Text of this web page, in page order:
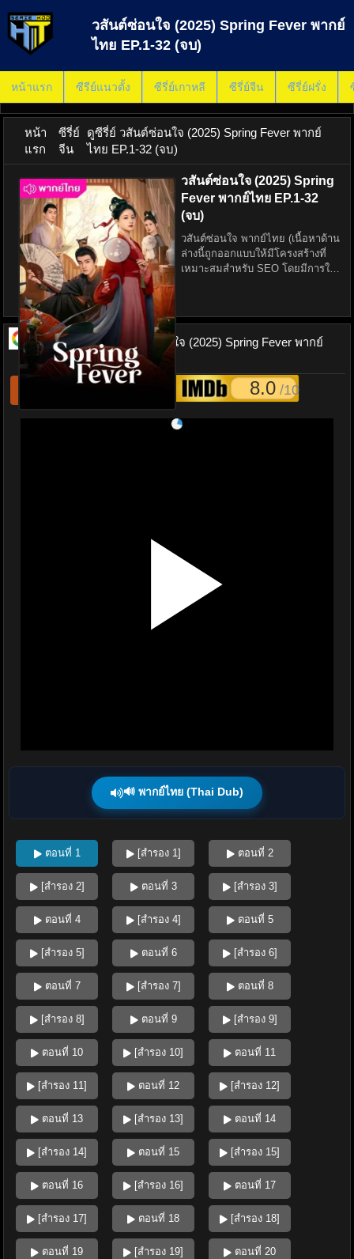
วสันต์ซ่อนใจ (2025) Spring Fever พากย์
ไทย EP.1-32 (จบ)
หน้าแรก ซีรีย์แนวตั้ง ซีรี่ย์เกาหลี ซีรี่ย์จีน ซีรี่ย์ฝรั่ง
หน้า
แรก
ซีรี่ย์
จีน
ดูซีรี่ย์ วสันต์ซ่อนใจ (2025) Spring Fever พากย์
ไทย EP.1-32 (จบ)
วสันต์ซ่อนใจ (2025) Spring
Fever พากย์ไทย EP.1-32
(จบ)
วสันต์ซ่อนใจ พากย์ไทย (เนื้อหาด้าน
ล่างนี้ถูกออกแบบให้มีโครงสร้างที่
เหมาะสมสำหรับ SEO โดยมีการใช้
ลื่นไหลและเป็นธรรมชาติสำหรับทั้งผู้
ดูซีรี่ย์ ออนไลน์
วสันต์ซ่อนใจ (2025) Spring Fever พากย์
ไทย EP.1-32 (จบ)
8.0 /10
🔊 พากย์ไทย (Thai Dub)
ตอนที่ 1 [สำรอง 1] ตอนที่ 2
[สำรอง 2] ตอนที่ 3 [สำรอง 3]
ตอนที่ 4 [สำรอง 4] ตอนที่ 5
[สำรอง 5] ตอนที่ 6 [สำรอง 6]
ตอนที่ 7 [สำรอง 7] ตอนที่ 8
[สำรอง 8] ตอนที่ 9 [สำรอง 9]
ตอนที่ 10 [สำรอง 10] ตอนที่ 11
[สำรอง 11] ตอนที่ 12 [สำรอง 12]
ตอนที่ 13 [สำรอง 13] ตอนที่ 14
[สำรอง 14] ตอนที่ 15 [สำรอง 15]
ตอนที่ 16 [สำรอง 16] ตอนที่ 17
[สำรอง 17] ตอนที่ 18 [สำรอง 18]
ตอนที่ 19 [สำรอง 19] ตอนที่ 20